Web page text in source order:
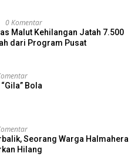
0 Komentar
Malut Kehilangan Jatah 7.500
dari Program Pusat
Bola
Seorang Warga Halmahera
Hilang